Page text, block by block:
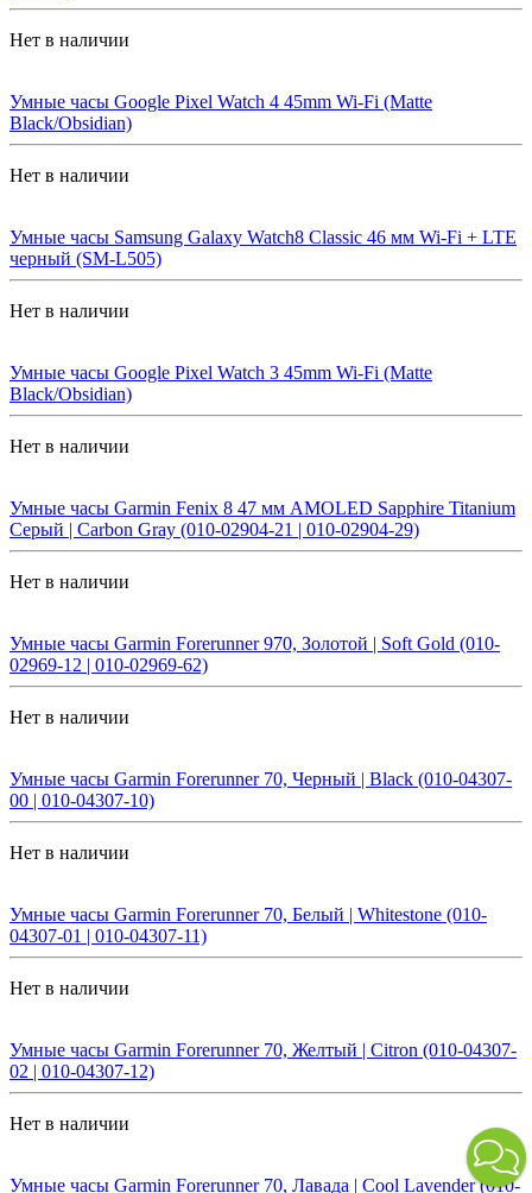
Нет в наличии
Умные часы Google Pixel Watch 4 45mm Wi-Fi (Matte
Black/Obsidian)
Нет в наличии
Умные часы Samsung Galaxy Watch8 Classic 46 мм Wi-Fi + LTE
черный (SM-L505)
Нет в наличии
Умные часы Google Pixel Watch 3 45mm Wi-Fi (Matte
Black/Obsidian)
Нет в наличии
Умные часы Garmin Fenix 8 47 мм AMOLED Sapphire Titanium
Серый | Carbon Gray (010-02904-21 | 010-02904-29)
Нет в наличии
Умные часы Garmin Forerunner 970, Золотой | Soft Gold (010-
02969-12 | 010-02969-62)
Нет в наличии
Умные часы Garmin Forerunner 70, Черный | Black (010-04307-
00 | 010-04307-10)
Нет в наличии
Умные часы Garmin Forerunner 70, Белый | Whitestone (010-
04307-01 | 010-04307-11)
Нет в наличии
Умные часы Garmin Forerunner 70, Желтый | Citron (010-04307-
02 | 010-04307-12)
Нет в наличии
Умные часы Garmin Forerunner 70, Лавада | Cool Lavender (010-